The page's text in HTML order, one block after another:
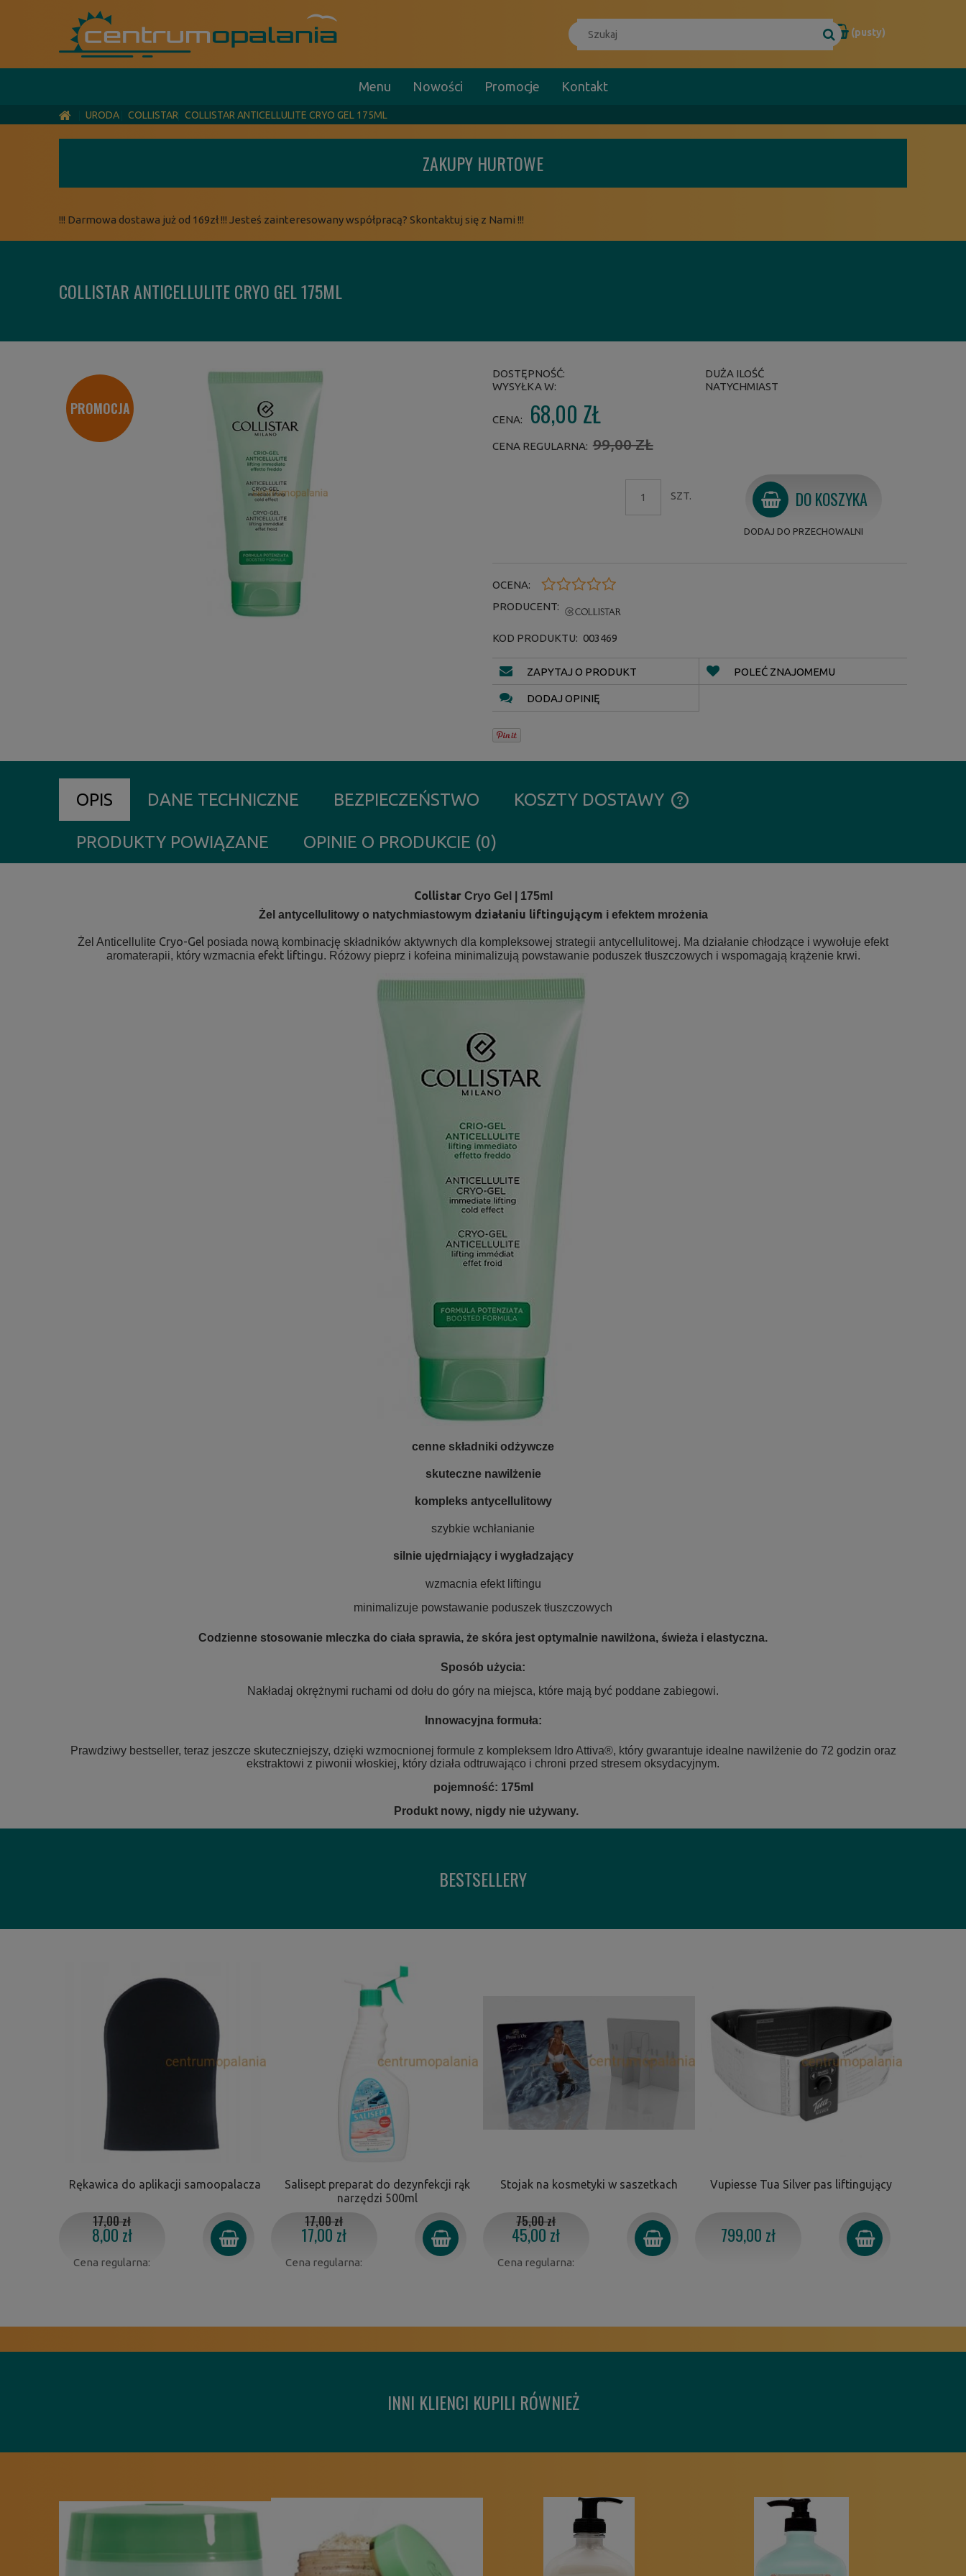
(pusty)
Menu Nowości Promocje Kontakt
URODA COLLISTAR COLLISTAR ANTICELLULITE CRYO GEL 175ML
ZAKUPY HURTOWE
!!! Darmowa dostawa już od 169zł !!! Jesteś zainteresowany współpracą? Skontaktuj się z Nami !!!
COLLISTAR ANTICELLULITE CRYO GEL 175ML
PROMOCJA
DOSTĘPNOŚĆ:
DUŻA ILOŚĆ
WYSYŁKA W:
NATYCHMIAST
CENA: 68,00 ZŁ
CENA REGULARNA: 99,00 ZŁ
SZT. DO KOSZYKA
DODAJ DO PRZECHOWALNI
OCENA:
PRODUCENT:
KOD PRODUKTU: 003469
ZAPYTAJ O PRODUKT POLEĆ ZNAJOMEMU
DODAJ OPINIĘ
OPIS DANE TECHNICZNE BEZPIECZEŃSTWO KOSZTY DOSTAWY
PRODUKTY POWIĄZANE OPINIE O PRODUKCIE (0)
CollistarCryo Gel | 175ml
Żel antycellulitowy o natychmiastowym działaniu liftingującym i efektem mrożenia
Żel Anticellulite Cryo-Gel posiada nową kombinację składników aktywnych dla kompleksowej strategii antycellulitowej. Ma działanie chłodzące i wywołuje efekt
aromaterapii, który wzmacnia efekt liftingu. Różowy pieprz i kofeina minimalizują powstawanie poduszek tłuszczowych i wspomagają krążenie krwi.
cenne składniki odżywcze
skuteczne nawilżenie
kompleks antycellulitowy
szybkie wchłanianie
silnie ujędrniający i wygładzający
wzmacnia efekt liftingu
minimalizuje powstawanie poduszek tłuszczowych
Codzienne stosowanie mleczka do ciała sprawia, że skóra jest optymalnie nawilżona, świeża i elastyczna.
Sposób użycia:
Nakładaj okrężnymi ruchami od dołu do góry na miejsca, które mają być poddane zabiegowi.
Innowacyjna formuła:
Prawdziwy bestseller, teraz jeszcze skuteczniejszy, dzięki wzmocnionej formule z kompleksem Idro Attiva®, który gwarantuje idealne nawilżenie do 72 godzin oraz
ekstraktowi z piwonii włoskiej, który działa odtruwająco i chroni przed stresem oksydacyjnym.
pojemność: 175ml
Produkt nowy, nigdy nie używany.
BESTSELLERY
Rękawica do aplikacji samoopalacza
8,00 zł
Cena regularna:
17,00 zł
Salisept preparat do dezynfekcji rąk
narzędzi 500ml
17,00 zł
Cena regularna:
17,00 zł
Stojak na kosmetyki w saszetkach
45,00 zł
Cena regularna:
75,00 zł
Vupiesse Tua Silver pas liftingujący
799,00 zł
INNI KLIENCI KUPILI RÓWNIEŻ